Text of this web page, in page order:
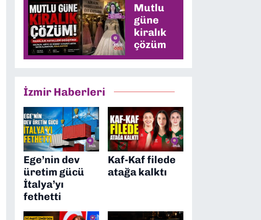
Mutlu
güne
kiralık
çözüm
İzmir Haberleri
Ege’nin dev
üretim gücü
İtalya’yı
fethetti
Kaf-Kaf filede
atağa kalktı